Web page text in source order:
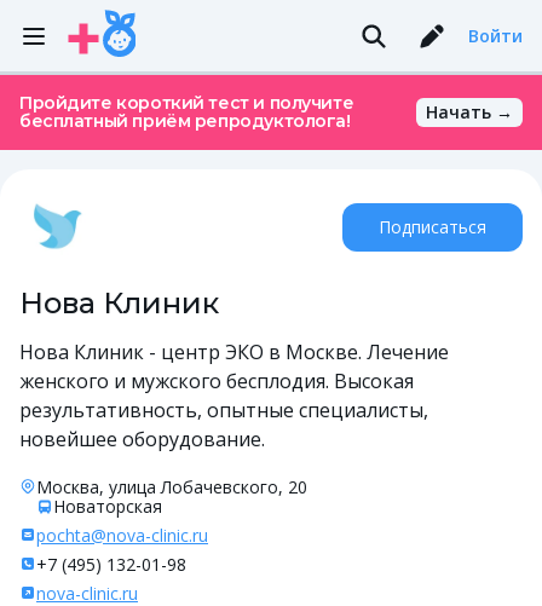
Войти
Пройдите короткий тест и получите
бесплатный приём репродуктолога!
Начать →
Нова Клиник
Нова Клиник - центр ЭКО в Москве. Лечение
женского и мужского бесплодия. Высокая
результативность, опытные специалисты,
новейшее оборудование.
Москва, улица Лобачевского, 20
Новаторская
pochta@nova-clinic.ru
+7 (495) 132-01-98
nova-clinic.ru
Подписаться